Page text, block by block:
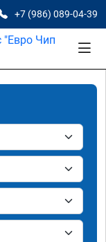
+7 (986) 089-04-39